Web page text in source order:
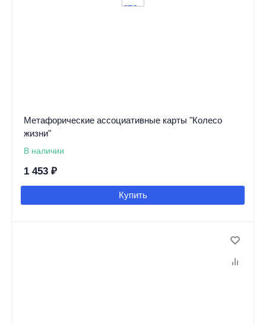
Метафорические ассоциативные карты "Колесо
жизни"
В наличии
1 453 ₽
Купить